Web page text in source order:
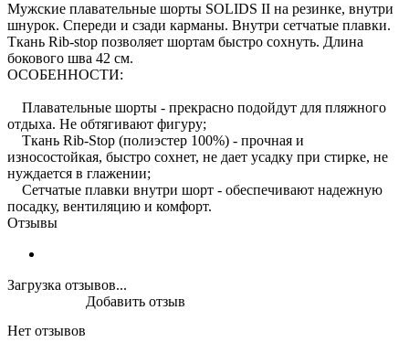
Мужские плавательные шорты SOLIDS II на резинке, внутри
шнурок. Спереди и сзади карманы. Внутри сетчатые плавки.
Ткань Rib-stop позволяет шортам быстро сохнуть. Длина
бокового шва 42 см.
ОСОБЕННОСТИ:
Плавательные шорты - прекрасно подойдут для пляжного
отдыха. Не обтягивают фигуру;
Ткань Rib-Stop (полиэстер 100%) - прочная и
износостойкая, быстро сохнет, не дает усадку при стирке, не
нуждается в глажении;
Сетчатые плавки внутри шорт - обеспечивают надежную
посадку, вентиляцию и комфорт.
Отзывы
Загрузка отзывов...
Нет отзывов
Добавить отзыв